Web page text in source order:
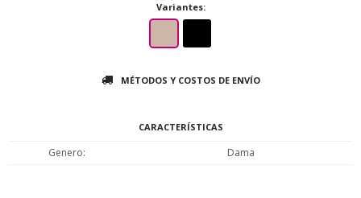
Variantes:
MÉTODOS Y COSTOS DE ENVÍO
CARACTERÍSTICAS
Genero Dama